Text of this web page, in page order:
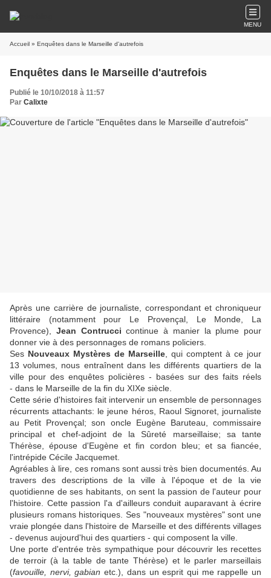
MENU
Accueil » Enquêtes dans le Marseille d'autrefois
Enquêtes dans le Marseille d'autrefois
Publié le 10/10/2018 à 11:57
Par Calixte
Après une carrière de journaliste, correspondant et chroniqueur
littéraire (notamment pour Le Provençal, Le Monde, La
Provence), Jean Contrucci continue à manier la plume pour
donner vie à des personnages de romans policiers.
Ses Nouveaux Mystères de Marseille , qui comptent à ce jour
13 volumes, nous entraînent dans les différents quartiers de la
ville pour des enquêtes policières - basées sur des faits réels
- dans le Marseille de la fin du XIXe siècle.
Cette série d'histoires fait intervenir un ensemble de personnages
récurrents attachants: le jeune héros, Raoul Signoret, journaliste
au Petit Provençal; son oncle Eugène Baruteau, commissaire
principal et chef-adjoint de la Sûreté marseillaise; sa tante
Thérèse, épouse d'Eugène et fin cordon bleu; et sa fiancée,
l'intrépide Cécile Jacquemet.
Agréables à lire, ces romans sont aussi très bien documentés. Au
travers des descriptions de la ville à l'époque et de la vie
quotidienne de ses habitants, on sent la passion de l'auteur pour
l'histoire. Cette passion l'a d'ailleurs conduit auparavant à écrire
plusieurs romans historiques. Ses "nouveaux mystères" sont une
vraie plongée dans l'histoire de Marseille et des différents villages
- devenus aujourd'hui des quartiers - qui composent la ville.
Une porte d'entrée très sympathique pour découvrir les recettes
de terroir (à la table de tante Thérèse) et le parler marseillais
(favouille, nervi, gabian etc.), dans un esprit qui me rappelle un